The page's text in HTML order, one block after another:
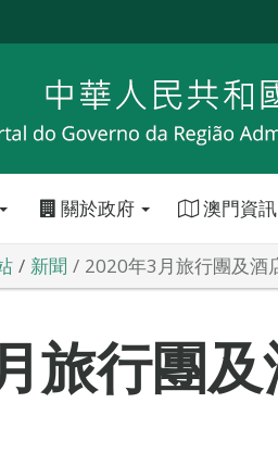
關於政府 澳門資訊
新聞 2020年3月旅行團及酒
旅行團